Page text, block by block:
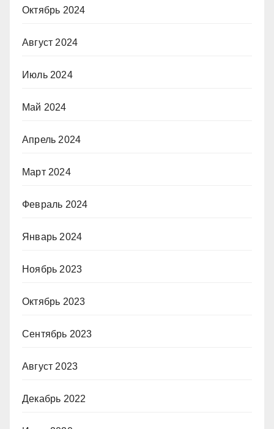
Октябрь 2024
Август 2024
Июль 2024
Май 2024
Апрель 2024
Март 2024
Февраль 2024
Январь 2024
Ноябрь 2023
Октябрь 2023
Сентябрь 2023
Август 2023
Декабрь 2022